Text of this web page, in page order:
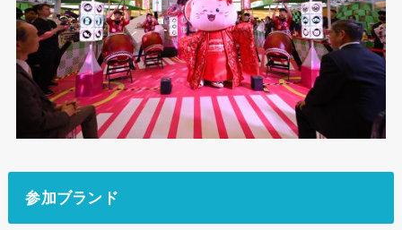
参加ブランド